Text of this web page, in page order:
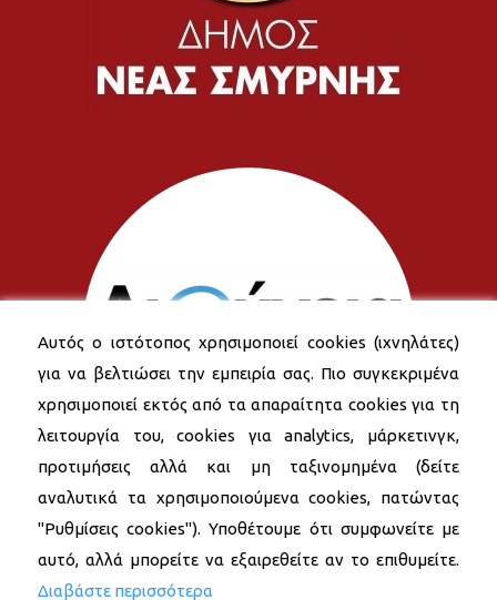
Αυτός ο ιστότοπος χρησιμοποιεί cookies (ιχνηλάτες)
για να βελτιώσει την εμπειρία σας. Πιο συγκεκριμένα
χρησιμοποιεί εκτός από τα απαραίτητα cookies για τη
λειτουργία του, cookies για analytics, μάρκετινγκ,
προτιμήσεις αλλά και μη ταξινομημένα (δείτε
αναλυτικά τα χρησιμοποιούμενα cookies, πατώντας
"Ρυθμίσεις cookies"). Υποθέτουμε ότι συμφωνείτε με
αυτό, αλλά μπορείτε να εξαιρεθείτε αν το επιθυμείτε.
Διαβάστε περισσότερα